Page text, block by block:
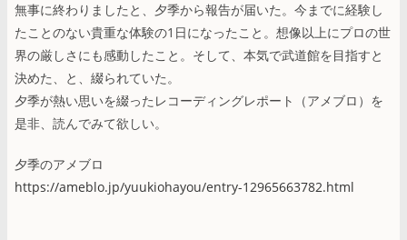
無事に終わりましたと、夕季から報告が届いた。今までに経験し
たことのない貴重な体験の1日になったこと。想像以上にプロの世
界の厳しさにも感動したこと。そして、本気で武道館を目指すと
決めた、と、綴られていた。
夕季が熱い思いを綴ったレコーディングレポート（アメブロ）を
是非、読んでみて欲しい。
夕季のアメブロ
https://ameblo.jp/yuukiohayou/entry-12965663782.html